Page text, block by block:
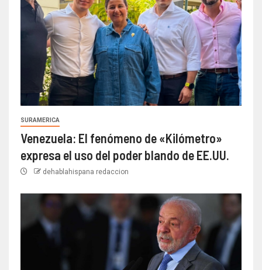
SURAMERICA
Venezuela: El fenómeno de «Kilómetro»
expresa el uso del poder blando de EE.UU.
dehablahispana redaccion